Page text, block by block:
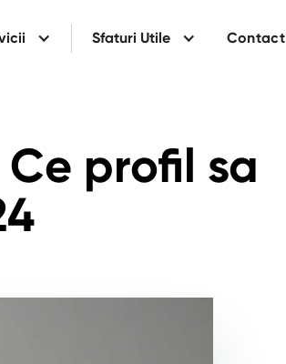
Sfaturi Utile Contact
profil sa